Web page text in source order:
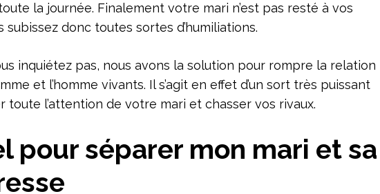
la journée. Finalement votre mari n’est pas resté à vos
subissez donc toutes sortes d’humiliations.
inquiétez pas, nous avons la solution pour rompre la relation
et l’homme vivants. Il s’agit en effet d’un sort très puissant
toute l’attention de votre mari et chasser vos rivaux.
pour séparer mon mari et sa